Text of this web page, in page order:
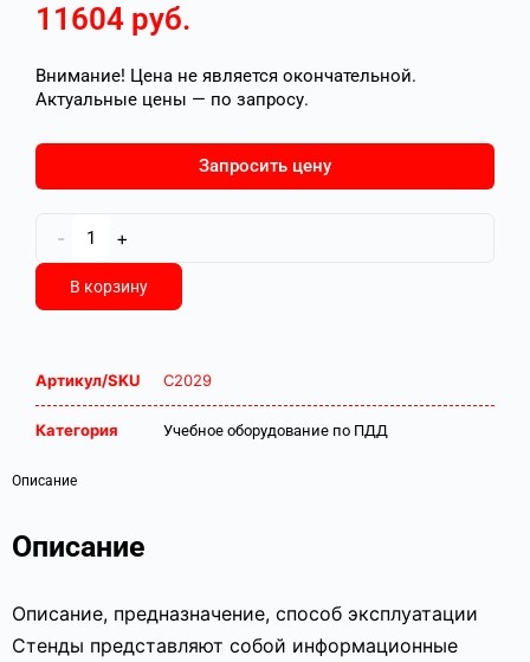
11604 руб.
Внимание! Цена не является окончательной.
Актуальные цены — по запросу.
Запросить цену
- +
В корзину
Артикул/SKU С2029
Категория Учебное оборудование по ПДД
Описание
Описание
Описание, предназначение, способ эксплуатации
Стенды представляют собой информационные